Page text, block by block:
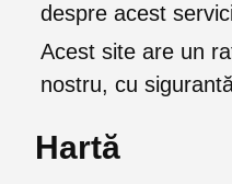
despre acest
Acest site are un
nostru, cu
Hartă